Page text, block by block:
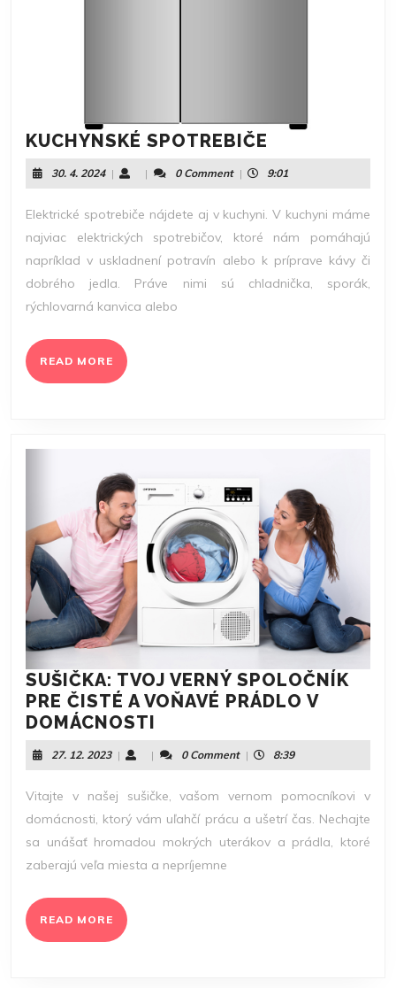
KUCHYNSKÉ SPOTREBIČE
SPOTREBIČE
30. 4. 202430.
4.
| | 0 Comment | 9:01
Elektrické spotrebiče nájdete aj v kuchyni. V kuchyni máme
najviac elektrických spotrebičov, ktoré nám pomáhajú
napríklad v uskladnení potravín alebo k príprave kávy či
dobrého jedla. Práve nimi sú chladnička, sporák,
rýchlovarná kanvica alebo
READ MORE READ
MORE
SUŠIČKA: TVOJ VERNÝ SPOLOČNÍK
PRE ČISTÉ A VOŇAVÉ PRÁDLO V
DOMÁCNOSTI
TVOJ
VERNÝ
SPOLOČNÍK
PRE
ČISTÉ
A
VOŇAVÉ
27. 12. 202327.
12.
| | 0 Comment | 8:39
Vitajte v našej sušičke, vašom vernom pomocníkovi v
domácnosti, ktorý vám uľahčí prácu a ušetrí čas. Nechajte
sa unášať hromadou mokrých uterákov a prádla, ktoré
zaberajú veľa miesta a nepríjemne
READ MORE READ
MORE